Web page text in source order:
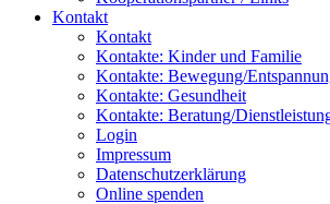
Kontakt
Kontakt
Kontakte: Kinder und Familie
Kontakte: Bewegung/
Kontakte: Gesundheit
Kontakte: Beratung/
Login
Impressum
Datenschutzerklärung
Online spenden